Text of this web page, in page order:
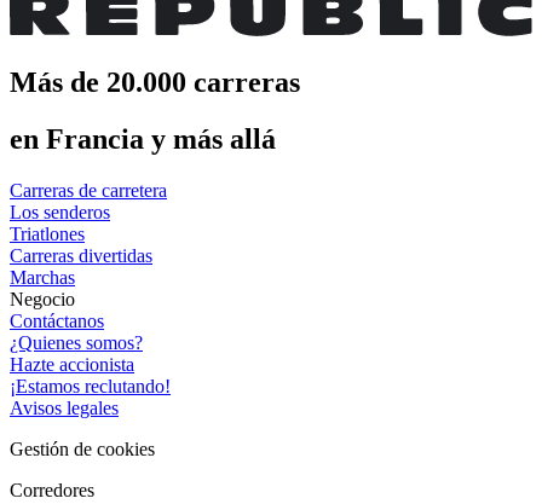
Más de 20.000 carreras
en Francia y más allá
Carreras de carretera
Los senderos
Triatlones
Carreras divertidas
Marchas
Negocio
Contáctanos
¿Quienes somos?
Hazte accionista
¡Estamos reclutando!
Avisos legales
Gestión de cookies
Corredores